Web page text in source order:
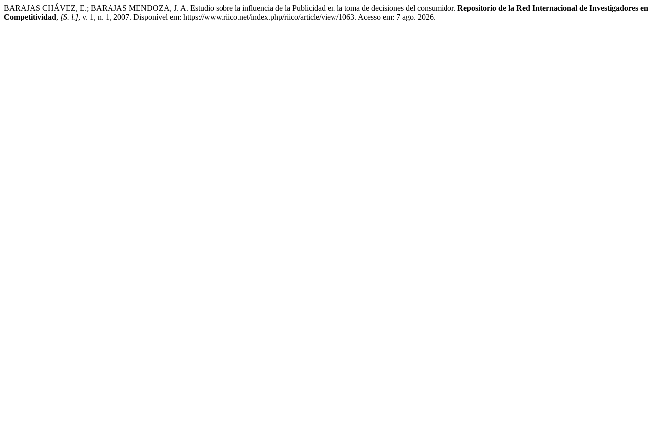
BARAJAS CHÁVEZ, E.; BARAJAS MENDOZA, J. A. Estudio sobre la influencia de la Publicidad en la toma de decisiones del consumidor. Repositorio de la Red Internacional de Investigadores en
Competitividad, [S. l.], v. 1, n. 1, 2007. Disponível em: https://www.riico.net/index.php/riico/article/view/1063. Acesso em: 7 ago. 2026.